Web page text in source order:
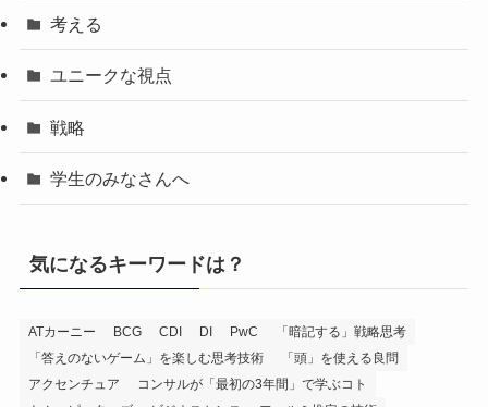
考える
ユニークな視点
戦略
学生のみなさんへ
気になるキーワードは？
ATカーニー BCG CDI DI PwC
「暗記する」戦略思考
「答えのないゲーム」を楽しむ思考技術
「頭」を使える良問
アクセンチュア
コンサルが「最初の3年間」で学ぶコト